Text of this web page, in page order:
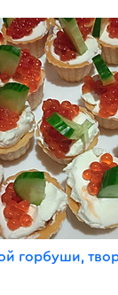
горбуши,